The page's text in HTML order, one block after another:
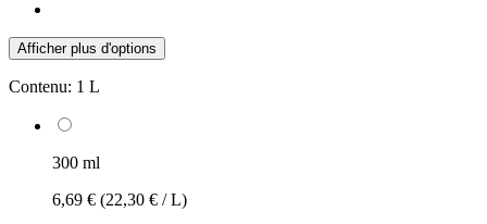
Afficher plus d'options
Contenu: 1 L
300 ml
6,69 € (22,30 € / L)